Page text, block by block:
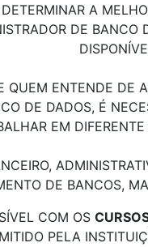
A
DE
QUEM ENTENDE DE
DE DADOS, É
EM
DE BANCOS,
COM OS
PELA